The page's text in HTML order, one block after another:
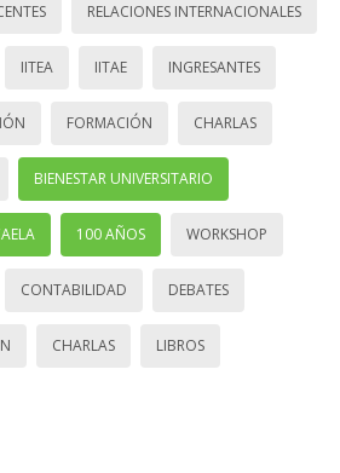
RELACIONES INTERNACIONALES
IITEA IITAE INGRESANTES
FORMACIÓN CHARLAS
BIENESTAR UNIVERSITARIO
100 AÑOS WORKSHOP
CONTABILIDAD DEBATES
CHARLAS LIBROS